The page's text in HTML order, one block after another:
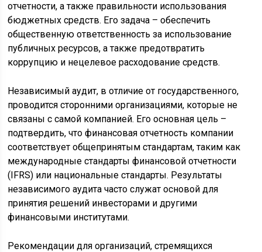
отчетности, а также правильности использования
бюджетных средств. Его задача – обеспечить
общественную ответственность за использование
публичных ресурсов, а также предотвратить
коррупцию и нецелевое расходование средств.
Независимый аудит, в отличие от государственного,
проводится сторонними организациями, которые не
связаны с самой компанией. Его основная цель –
подтвердить, что финансовая отчетность компании
соответствует общепринятым стандартам, таким как
международные стандарты финансовой отчетности
(IFRS) или национальные стандарты. Результаты
независимого аудита часто служат основой для
принятия решений инвесторами и другими
финансовыми институтами.
Рекомендации для организаций, стремящихся